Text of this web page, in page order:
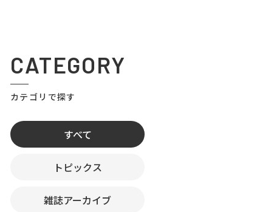
CATEGORY
カテゴリで探す
すべて
トピックス
雑誌アーカイブ